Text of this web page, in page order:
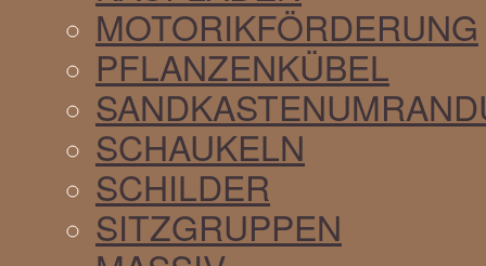
MOTORIKFÖRDERUNG
PFLANZENKÜBEL
SCHAUKELN
SCHILDER
SITZGRUPPEN